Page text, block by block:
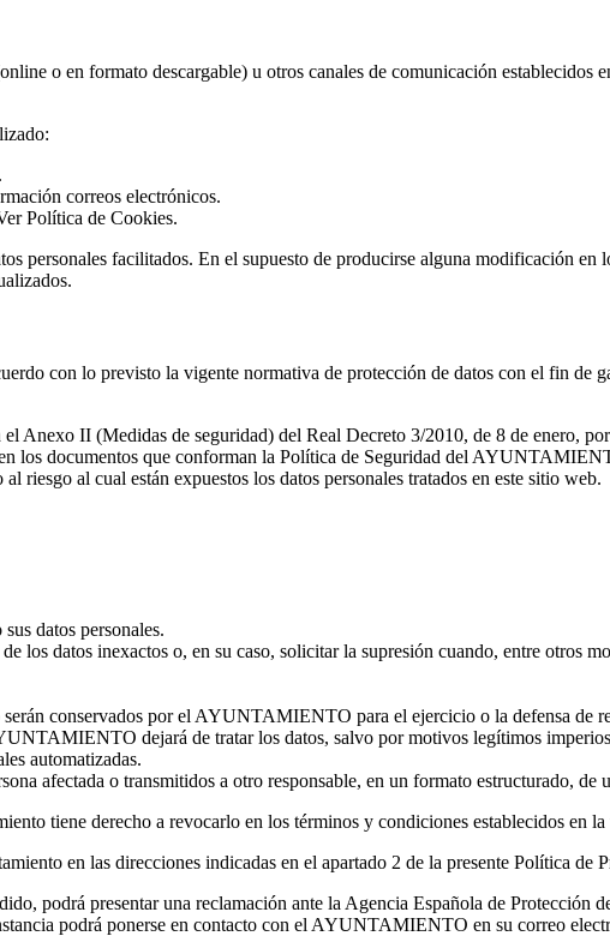
o en formato descargable) u otros canales de comunicación establecidos
correos electrónicos.
Política de Cookies.
personales facilitados. En el supuesto de producirse alguna modificación en
con lo previsto la vigente normativa de protección de datos con el fin de
Anexo II (Medidas de seguridad) del Real Decreto 3/2010, de 8 de enero,
los documentos que conforman la Política de Seguridad del
riesgo al cual están expuestos los datos personales tratados en este sitio web.
datos personales.
los datos inexactos o, en su caso, solicitar la supresión cuando, entre otros
conservados por el AYUNTAMIENTO para el ejercicio o la defensa de
dejará de tratar los datos, salvo por motivos legítimos
automatizadas.
afectada o transmitidos a otro responsable, en un formato estructurado, de
tiene derecho a revocarlo en los términos y condiciones establecidos en
en las direcciones indicadas en el apartado 2 de la presente Política de
podrá presentar una reclamación ante la Agencia Española de
podrá ponerse en contacto con el AYUNTAMIENTO en su correo